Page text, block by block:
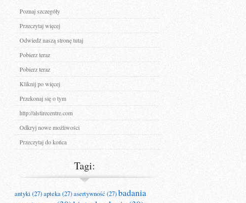
Poznaj szczegóły
Przeczytaj więcej
Odwiedź naszą stronę tutaj
Pobierz teraz
Pobierz teraz
Kliknij po więcej
Przekonaj się o tym
http://alstirecentre.com
Odkryj nowe możliwości
Przeczytaj do końca
Tagi:
antyki(27)apteka(27)asertywność(27)badania